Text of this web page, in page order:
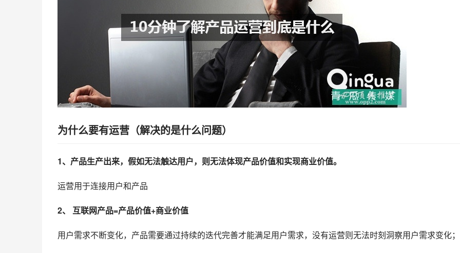
为什么要有运营（解决的是什么问题）
1、产品生产出来，假如无法触达用户，则无法体现产品价值和实现商业价值。
运营用于连接用户和产品
2、 互联网产品=产品价值+商业价值
用户需求不断变化，产品需要通过持续的迭代完善才能满足用户需求，没有运营则无法时刻洞察用户需求变化；